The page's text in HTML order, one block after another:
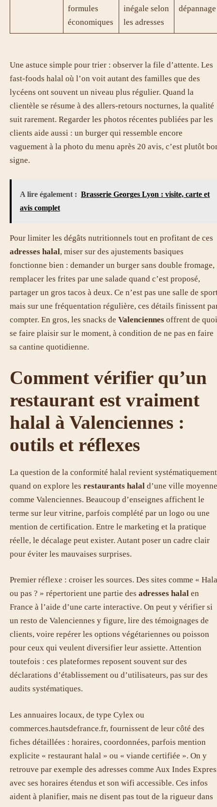
formules
économiques
inégale selon
les adresses
dépannage
Une astuce simple pour trier : observer la file d’attente. Les
fast-foods halal où l’on voit autant des familles que des
lycéens ont souvent un niveau plus régulier. Quand la
clientèle se résume à des allers-retours nocturnes, la qualité
suit rarement. Regarder les photos récentes publiées par les
clients aide aussi : un burger qui ressemble encore
vaguement à la photo du menu après 20 avis, c’est plutôt
signe.
A lire également : Brasserie Georges Lyon : visite, carte et
avis complet
Pour limiter les dégâts nutritionnels tout en profitant de ces
adresses halal, miser sur des ajustements basiques
fonctionne bien : demander un burger sans double fromage,
remplacer les frites par une salade quand c’est proposé,
partager un gros tacos à deux. Ce n’est pas une salle de
mais sur une fréquentation régulière, ces détails finissent
compter. En gros, les snacks de Valenciennes offrent de quoi
se faire plaisir sur le moment, à condition de ne pas en faire
sa cantine quotidienne.
Comment vérifier qu’un
restaurant est vraiment
halal à Valenciennes :
outils et réflexes
La question de la conformité halal revient systématiquement
quand on explore les restaurants halal d’une ville moyenne
comme Valenciennes. Beaucoup d’enseignes affichent le
terme sur leur vitrine, parfois complété par un logo ou une
mention de certification. Entre le marketing et la pratique
réelle, le décalage peut exister. Autant poser un cadre clair
pour éviter les mauvaises surprises.
Premier réflexe : croiser les sources. Des sites comme «
ou pas ? » répertorient une partie des adresses halal en
France à l’aide d’une carte interactive. On peut y vérifier si
un resto de Valenciennes y figure, lire des témoignages de
clients, voire repérer les options végétariennes ou poisson
pour ceux qui veulent diversifier leur assiette. Attention
toutefois : ces plateformes reposent souvent sur des
déclarations d’établissement ou d’utilisateurs, pas sur des
audits systématiques.
Les annuaires locaux, de type Cylex ou
commerces.hautsdefrance.fr, fournissent de leur côté des
fiches détaillées : horaires, coordonnées, parfois mention
explicite « restaurant halal » ou « viande certifiée ». On y
retrouve par exemple des adresses comme Aux Indes
avec ses horaires étendus et son wifi accessible. Ces infos
aident à planifier, mais ne disent pas tout de la rigueur dans